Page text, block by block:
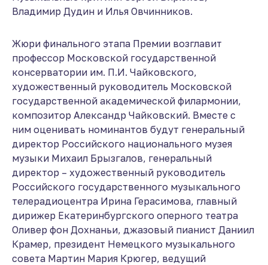
Владимир Дудин и Илья Овчинников.
Жюри финального этапа Премии возглавит
профессор Московской государственной
консерватории им. П.И. Чайковского,
художественный руководитель Московской
государственной академической филармонии,
композитор Александр Чайковский. Вместе с
ним оценивать номинантов будут генеральный
директор Российского национального музея
музыки Михаил Брызгалов, генеральный
директор – художественный руководитель
Российского государственного музыкального
телерадиоцентра Ирина Герасимова, главный
дирижер Екатеринбургского оперного театра
Оливер фон Дохнаньи, джазовый пианист Даниил
Крамер, президент Немецкого музыкального
совета Мартин Мария Крюгер, ведущий